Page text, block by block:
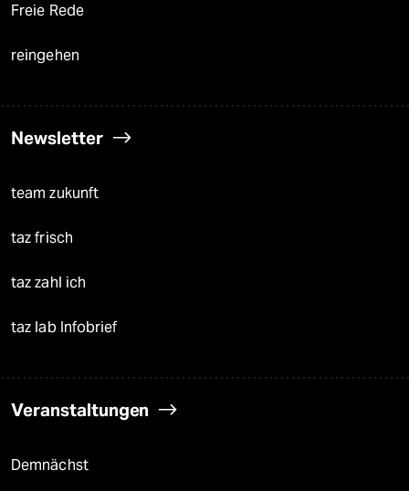
Freie Rede
reingehen
Newsletter
team zukunft
taz frisch
taz zahl ich
taz lab Infobrief
Veranstaltungen
Demnächst